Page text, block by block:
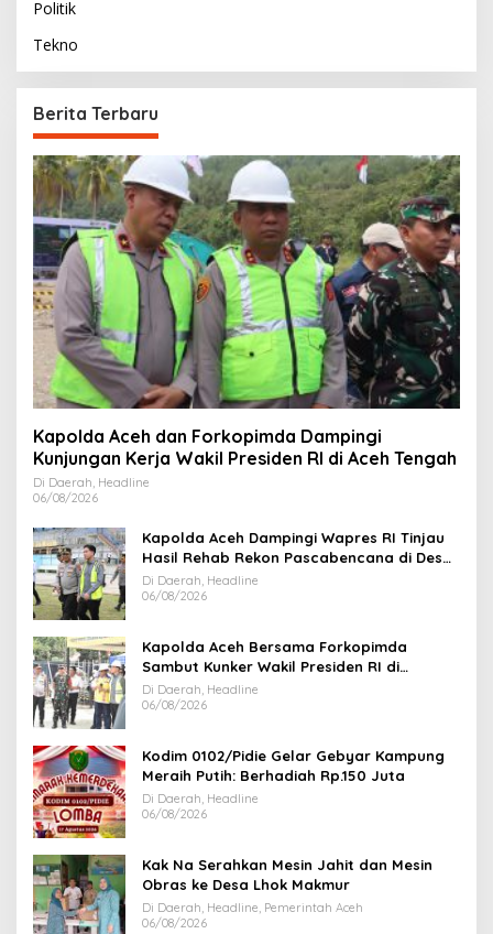
Politik
Tekno
Berita Terbaru
Kapolda Aceh dan Forkopimda Dampingi
Kunjungan Kerja Wakil Presiden RI di Aceh Tengah
Di Daerah, Headline
06/08/2026
Kapolda Aceh Dampingi Wapres RI Tinjau
Hasil Rehab Rekon Pascabencana di Desa
Kendawi Gayo Lues
Di Daerah, Headline
06/08/2026
Kapolda Aceh Bersama Forkopimda
Sambut Kunker Wakil Presiden RI di
Kabupaten Bireuen
Di Daerah, Headline
06/08/2026
Kodim 0102/Pidie Gelar Gebyar Kampung
Meraih Putih: Berhadiah Rp.150 Juta
Di Daerah, Headline
06/08/2026
Kak Na Serahkan Mesin Jahit dan Mesin
Obras ke Desa Lhok Makmur
Di Daerah, Headline, Pemerintah Aceh
06/08/2026